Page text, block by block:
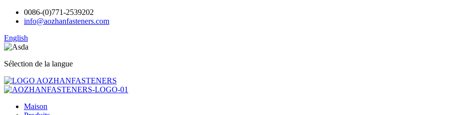
0086-(0)771-2539202
info@aozhanfasteners.com
English
Sélection de la langue
Maison